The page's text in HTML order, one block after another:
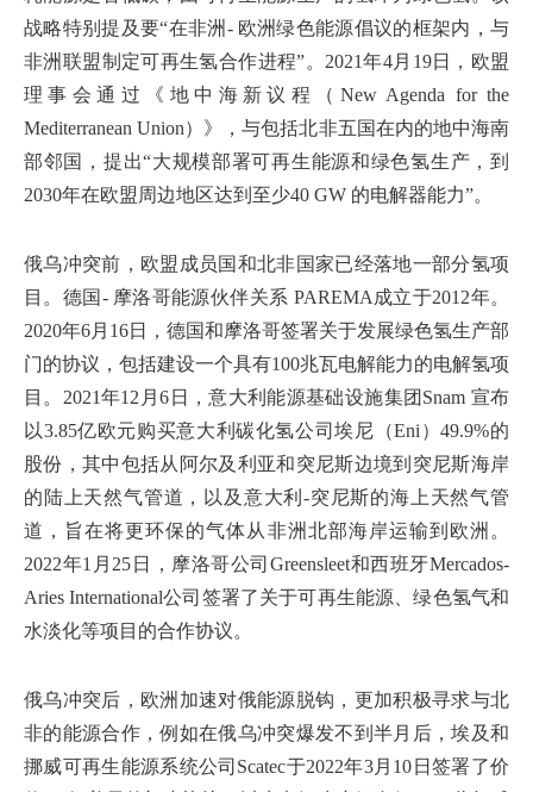
战略特别提及要“在非洲- 欧洲绿色能源倡议的框架内，与
非洲联盟制定可再生氢合作进程”。2021年4月19日，欧盟
理事会通过《地中海新议程（New Agenda for the
Mediterranean Union）》，与包括北非五国在内的地中海南
部邻国，提出“大规模部署可再生能源和绿色氢生产，到
2030年在欧盟周边地区达到至少40 GW 的电解器能力”。
俄乌冲突前，欧盟成员国和北非国家已经落地一部分氢项
目。德国- 摩洛哥能源伙伴关系 PAREMA成立于2012年。
2020年6月16日，德国和摩洛哥签署关于发展绿色氢生产部
门的协议，包括建设一个具有100兆瓦电解能力的电解氢项
目。2021年12月6日，意大利能源基础设施集团Snam 宣布
以3.85亿欧元购买意大利碳化氢公司埃尼（Eni）49.9%的
股份，其中包括从阿尔及利亚和突尼斯边境到突尼斯海岸
的陆上天然气管道，以及意大利-突尼斯的海上天然气管
道，旨在将更环保的气体从非洲北部海岸运输到欧洲。
2022年1月25日，摩洛哥公司Greensleet和西班牙Mercados-
Aries International公司签署了关于可再生能源、绿色氢气和
水淡化等项目的合作协议。
俄乌冲突后，欧洲加速对俄能源脱钩，更加积极寻求与北
非的能源合作，例如在俄乌冲突爆发不到半月后，埃及和
挪威可再生能源系统公司Scatec于2022年3月10日签署了价